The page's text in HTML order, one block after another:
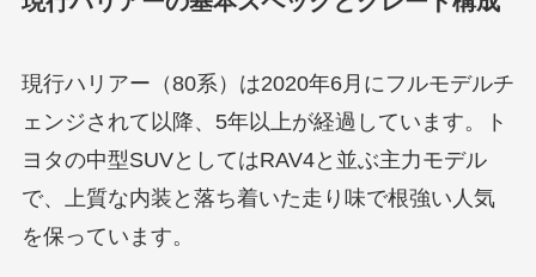
現行ハリアー（80系）は2020年6月にフルモデルチ
ェンジされて以降、5年以上が経過しています。ト
ヨタの中型SUVとしてはRAV4と並ぶ主力モデル
で、上質な内装と落ち着いた走り味で根強い人気
を保っています。